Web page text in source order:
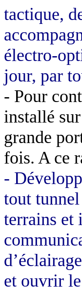
tactique,
électro-
jour, par
- Pour
installé
grande
fois. A ce
-
tout
terrains et
et ouvrir